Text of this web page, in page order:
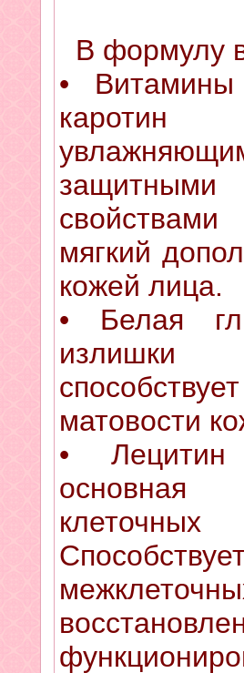
В формулу
•
защитными
мягкий
кожей лица.
• Белая
излишки
матовости
•
основная